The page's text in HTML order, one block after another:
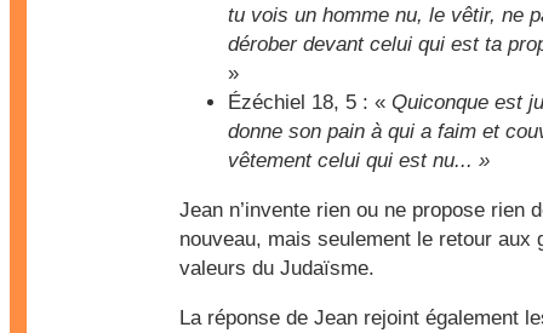
tu vois un homme nu, le vêtir, ne
dérober devant celui qui est ta
»
Ézéchiel 18, 5 : « Quiconque est
donne son pain à qui a faim et
vêtement celui qui est nu... »
Jean n’invente rien ou ne propose rien
nouveau, mais seulement le retour aux
valeurs du Judaïsme.
La réponse de Jean rejoint également